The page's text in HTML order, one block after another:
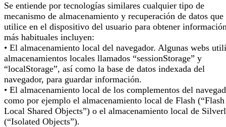
Se entiende por tecnologías similares cualquier tipo de
mecanismo de almacenamiento y recuperación de datos que
utilice en el dispositivo del usuario para obtener
más habituales incluyen:
• El almacenamiento local del navegador. Algunas webs
almacenamientos locales llamados “sessionStorage” y
“localStorage”, así como la base de datos indexada del
navegador, para guardar información.
• El almacenamiento local de los complementos del
como por ejemplo el almacenamiento local de Flash (“Flash
Local Shared Objects”) o el almacenamiento local de
(“Isolated Objects”).